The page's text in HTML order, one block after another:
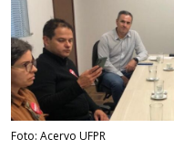
Foto: Acervo UFPR